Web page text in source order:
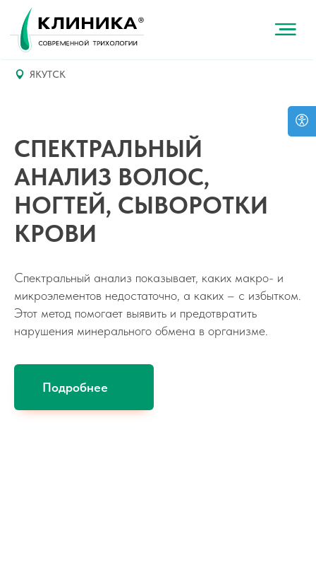
ЯКУТСК
СПЕКТРАЛЬНЫЙ
АНАЛИЗ ВОЛОС,
НОГТЕЙ, СЫВОРОТКИ
КРОВИ
Спектральный анализ показывает, каких макро- и
микроэлементов недостаточно, а каких – с избытком.
Этот метод помогает выявить и предотвратить
нарушения минерального обмена в организме.
Подробнее